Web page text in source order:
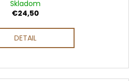
Skladom
€24,50
DETAIL